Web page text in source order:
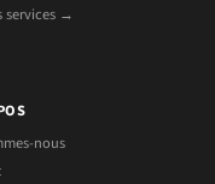
services →
nous